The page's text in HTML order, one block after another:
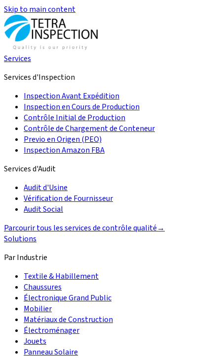
Skip to main content
Services
Services d'Inspection
Inspection Avant Expédition
Inspection en Cours de Production
Contrôle Initial de Production
Contrôle de Chargement de Conteneur
Previo en Origen (PEO)
Inspection Amazon FBA
Services d'Audit
Audit d'Usine
Vérification de Fournisseur
Audit Social
Parcourir tous les services de contrôle qualité→
Solutions
Par Industrie
Textile & Habillement
Chaussures
Électronique Grand Public
Mobilier
Matériaux de Construction
Électroménager
Jouets
Panneau Solaire